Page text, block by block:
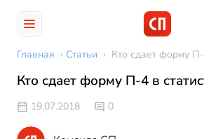
Главная › Статьи › Кто сдает форму П-
Кто сдает форму П-4 в
19.07.2018 0